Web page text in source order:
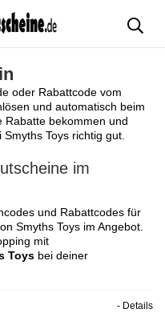
oder Rabattcode vom
und automatisch beim
Rabatte bekommen und
Toys richtig gut.
im
und Rabattcodes für
Smyths Toys im Angebot.
mit
Toys bei deiner
- Details